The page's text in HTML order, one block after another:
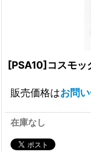
[PSA10]コスモ
販売価格はお問
在庫なし